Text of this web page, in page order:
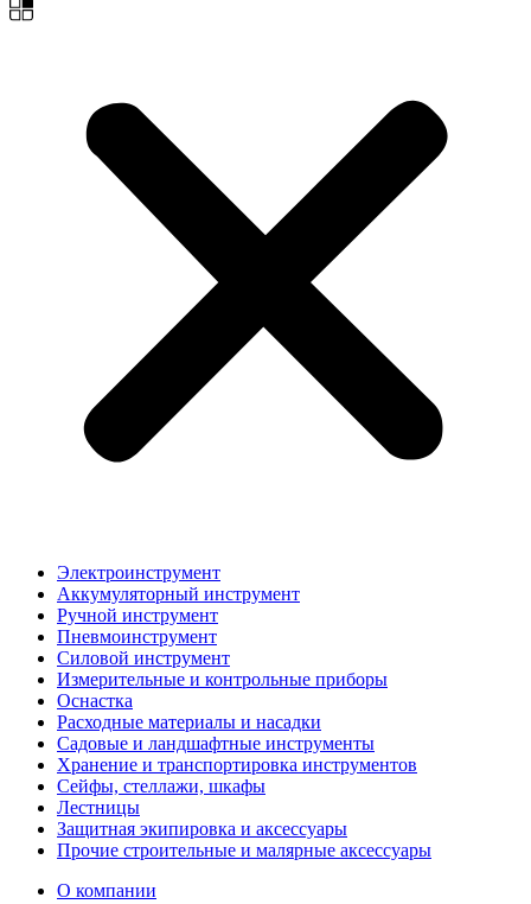
Электроинструмент
Аккумуляторный инструмент
Ручной инструмент
Пневмоинструмент
Силовой инструмент
Измерительные и контрольные приборы
Оснастка
Расходные материалы и насадки
Садовые и ландшафтные инструменты
Хранение и транспортировка инструментов
Сейфы, стеллажи, шкафы
Лестницы
Защитная экипировка и аксессуары
Прочие строительные и малярные аксессуары
О компании